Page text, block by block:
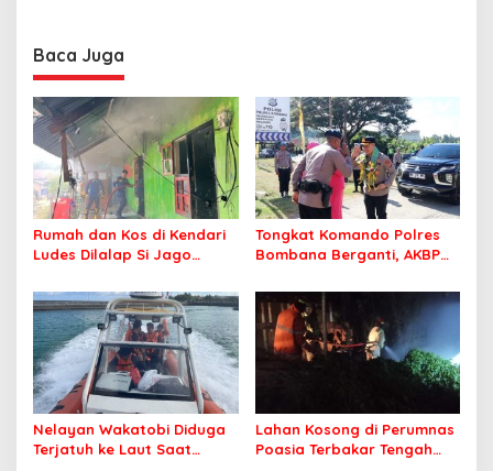
Baca Juga
Rumah dan Kos di Kendari
Ludes Dilalap Si Jago
Tongkat Komando Polres
Bombana Berganti, AKBP
Kepolisian Bombana
Nelayan Wakatobi Diduga
Terjatuh ke Laut Saat
Lahan Kosong di Perumnas
Poasia Terbakar Tengah